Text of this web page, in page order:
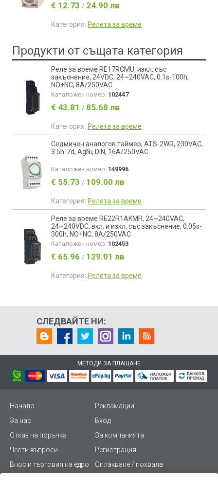
€ 12.73 / 24.90 лв
Категория: Релета за време
Продукти от същата категория
Реле за време RE17RCMU, изкл. със
закъснение, 24VDC, 24~240VAC, 0.1s-100h,
NO+NC, 8A/250VAC
Каталожен номер: 102447
€ 43.81 / 85.68 лв
Категория: Релета за време
Седмичен аналогов таймер, ATS-2WR, 230VAC,
3.5h-7d, AgNi, DIN, 16A/250VAC
Каталожен номер: 149996
€ 55.73 / 109.00 лв
Категория: Релета за време
Реле за време RE22R1AKMR, 24~240VAC,
24~240VDC, вкл. и изкл. със закъснение, 0.05s-
300h, NO+NC, 8A/250VAC
Каталожен номер: 102453
€ 65.96 / 129.01 лв
Категория: Релета за време
СЛЕДВАЙТЕ НИ:
МЕТОДИ ЗА ПЛАЩАНЕ
Начало
Рекламации
За нас
Вход
Отказ на поръчка
За компанията
Чести въпроси
Регистрация
Внос и търговия на едро
Оплакване / похвала